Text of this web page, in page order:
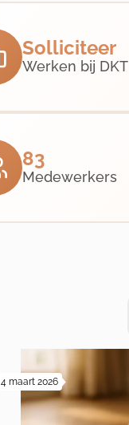
Solliciteer
Werken bij DKT
83
Medewerkers
4 maart 2026